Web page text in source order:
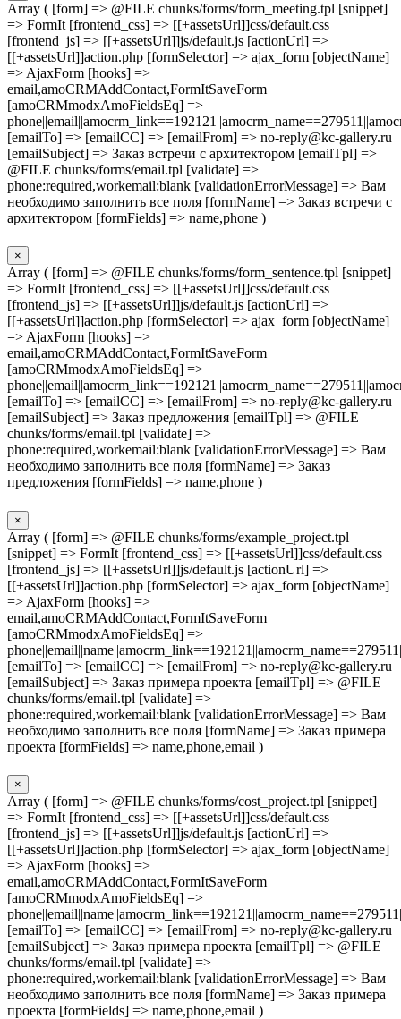
Array ( [form] => @FILE chunks/forms/form_meeting.tpl [snippet]
=> FormIt [frontend_css] => [[+assetsUrl]]css/default.css
[frontend_js] => [[+assetsUrl]]js/default.js [actionUrl] =>
[[+assetsUrl]]action.php [formSelector] => ajax_form [objectName]
=> AjaxForm [hooks] =>
email,amoCRMAddContact,FormItSaveForm
[amoCRMmodxAmoFieldsEq] =>
[emailTo] => [emailCC] => [emailFrom] => no-reply@kc-gallery.ru
[emailSubject] => Заказ встречи с архитектором [emailTpl] =>
@FILE chunks/forms/email.tpl [validate] =>
phone:required,workemail:blank [validationErrorMessage] => Вам
необходимо заполнить все поля [formName] => Заказ встречи с
архитектором [formFields] => name,phone )
×
Array ( [form] => @FILE chunks/forms/form_sentence.tpl [snippet]
=> FormIt [frontend_css] => [[+assetsUrl]]css/default.css
[frontend_js] => [[+assetsUrl]]js/default.js [actionUrl] =>
[[+assetsUrl]]action.php [formSelector] => ajax_form [objectName]
=> AjaxForm [hooks] =>
email,amoCRMAddContact,FormItSaveForm
[amoCRMmodxAmoFieldsEq] =>
[emailTo] => [emailCC] => [emailFrom] => no-reply@kc-gallery.ru
[emailSubject] => Заказ предложения [emailTpl] => @FILE
chunks/forms/email.tpl [validate] =>
phone:required,workemail:blank [validationErrorMessage] => Вам
необходимо заполнить все поля [formName] => Заказ
предложения [formFields] => name,phone )
×
Array ( [form] => @FILE chunks/forms/example_project.tpl
[snippet] => FormIt [frontend_css] => [[+assetsUrl]]css/default.css
[frontend_js] => [[+assetsUrl]]js/default.js [actionUrl] =>
[[+assetsUrl]]action.php [formSelector] => ajax_form [objectName]
=> AjaxForm [hooks] =>
email,amoCRMAddContact,FormItSaveForm
[amoCRMmodxAmoFieldsEq] =>
[emailTo] => [emailCC] => [emailFrom] => no-reply@kc-gallery.ru
[emailSubject] => Заказ примера проекта [emailTpl] => @FILE
chunks/forms/email.tpl [validate] =>
phone:required,workemail:blank [validationErrorMessage] => Вам
необходимо заполнить все поля [formName] => Заказ примера
проекта [formFields] => name,phone,email )
×
Array ( [form] => @FILE chunks/forms/cost_project.tpl [snippet]
=> FormIt [frontend_css] => [[+assetsUrl]]css/default.css
[frontend_js] => [[+assetsUrl]]js/default.js [actionUrl] =>
[[+assetsUrl]]action.php [formSelector] => ajax_form [objectName]
=> AjaxForm [hooks] =>
email,amoCRMAddContact,FormItSaveForm
[amoCRMmodxAmoFieldsEq] =>
[emailTo] => [emailCC] => [emailFrom] => no-reply@kc-gallery.ru
[emailSubject] => Заказ примера проекта [emailTpl] => @FILE
chunks/forms/email.tpl [validate] =>
phone:required,workemail:blank [validationErrorMessage] => Вам
необходимо заполнить все поля [formName] => Заказ примера
проекта [formFields] => name,phone,email )